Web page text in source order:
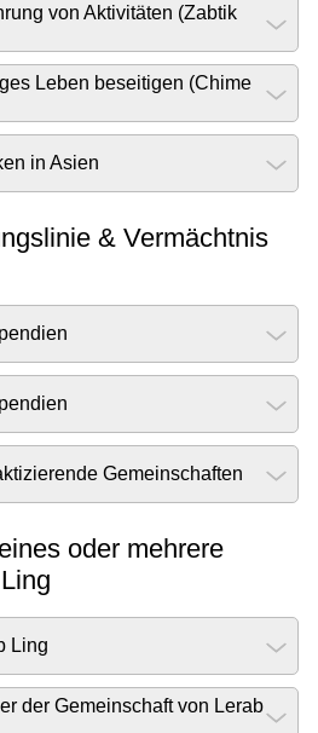
von Aktivitäten (Zabtik
Leben beseitigen (Chime
in Asien
& Vermächtnis
Gemeinschaften
oder mehrere
Ling
der Gemeinschaft von Lerab